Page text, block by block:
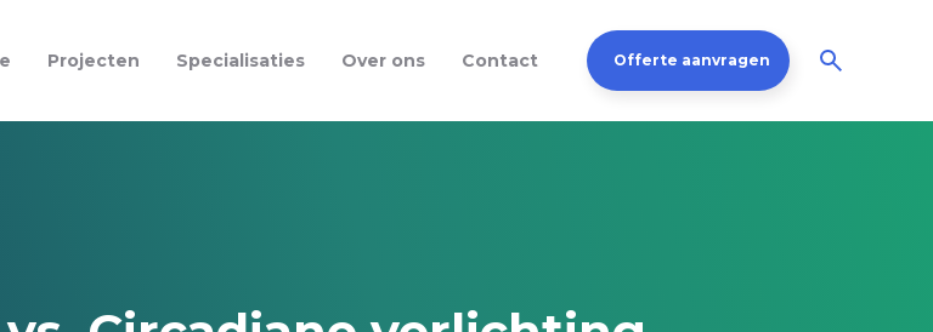
Projecten Specialisaties Over ons Contact Offerte aanvragen